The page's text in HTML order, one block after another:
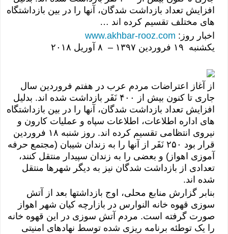
o
o
k
o
n
a
m
e
n
dl
y
افزایش تعداد بازداشت شدگان، آنها را در بین بازداشتگاه
های مختلف تقسیم کرده اند …
اخبار روز: www.akhbar-rooz.com
يکشنبه ۱۹ فروردين ۱٣۹۷ – ٨ آوريل ۲۰۱٨
از آغاز اعتراضات مردم عرب در هفتم فروردین سال
جاری تا کنون بیش از ۴۰۰ نَفَر بازداشت شده اند. بدلیل
افزایش تعداد بازداشت شدگان، آنها را در بین بازداشتگاه
های اداره اطلاعات، اطلاعات سپاه و عملیات کارون و
نیروی انتظامی تقسیم کرده اند. روز شنبه ۱٨ فروردین
قرار بود ۲۵۰ نَفَر از آنها را به زندان شیبان (مجتمع حرفه
آموزی اهواز) و بعضی را به زندان سپیدار منتقل کنند،
تعدادی از بازداشت شدگان نیز به دیگر شهرها منتقل
شده اند.
بنابر گزارش منابع محلی، اوج بازداشتها بعد از آتش
سوزی قهوه خانه النوارس در بازارچه کیان شهر اهواز
صورت گرفته است. مردم آتش سوزی در این قهوه خانه
را یک توطئه برنامه ریزی شده توسط نهادهای امنیتی